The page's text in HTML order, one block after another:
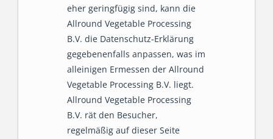
eher geringfügig sind, kann die
Allround Vegetable Processing
B.V. die Datenschutz-Erklärung
gegebenenfalls anpassen, was im
alleinigen Ermessen der Allround
Vegetable Processing B.V. liegt.
Allround Vegetable Processing
B.V. rät den Besucher,
regelmäßig auf dieser Seite